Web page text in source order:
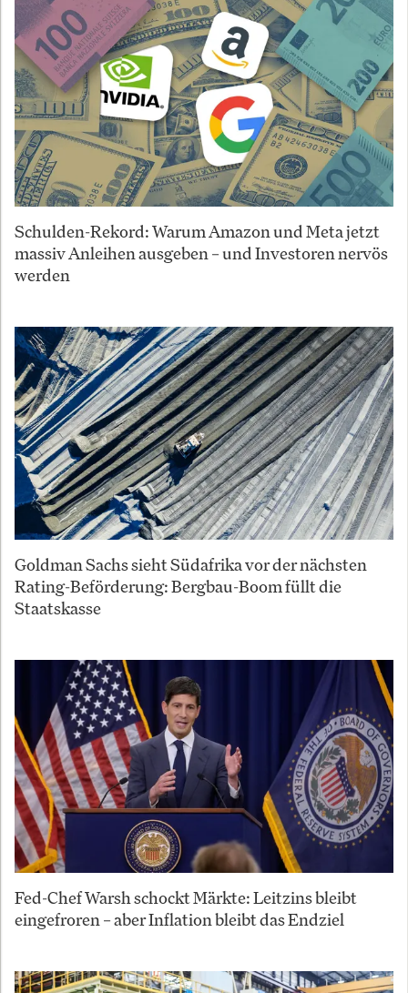
Schulden-Rekord: Warum Amazon und Meta jetzt
massiv Anleihen ausgeben – und Investoren nervös
werden
Goldman Sachs sieht Südafrika vor der nächsten
Rating-Beförderung: Bergbau-Boom füllt die
Staatskasse
Fed-Chef Warsh schockt Märkte: Leitzins bleibt
eingefroren – aber Inflation bleibt das Endziel